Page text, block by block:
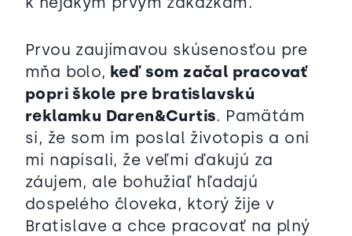
Prvou zaujímavou skúsenosťou pre
mňa bolo, keď som začal pracovať
popri škole pre bratislavskú
reklamku Daren&Curtis. Pamätám
si, že som im poslal životopis a oni
mi napísali, že veľmi ďakujú za
záujem, ale bohužiaľ hľadajú
dospelého človeka, ktorý žije v
Bratislave a chce pracovať na plný